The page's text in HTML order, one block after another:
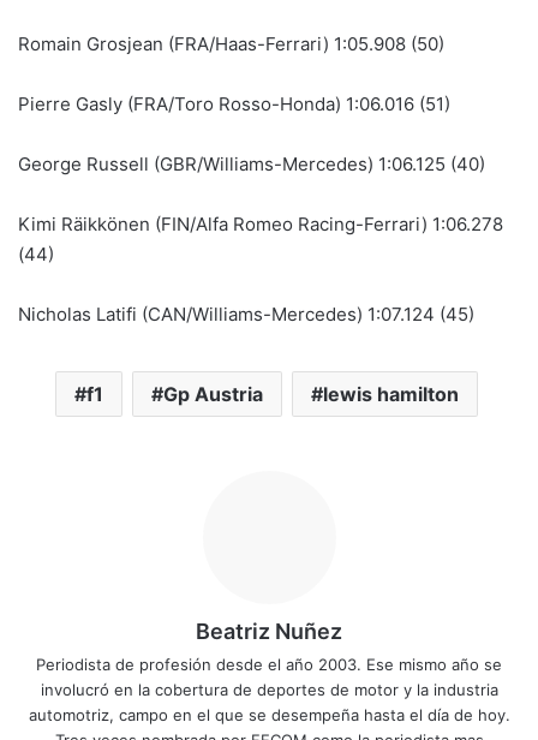
Romain Grosjean (FRA/Haas-Ferrari) 1:05.908 (50)
Pierre Gasly (FRA/Toro Rosso-Honda) 1:06.016 (51)
George Russell (GBR/Williams-Mercedes) 1:06.125 (40)
Kimi Räikkönen (FIN/Alfa Romeo Racing-Ferrari) 1:06.278
(44)
Nicholas Latifi (CAN/Williams-Mercedes) 1:07.124 (45)
f1 Gp Austria lewis hamilton
Beatriz Nuñez
Periodista de profesión desde el año 2003. Ese mismo año se
involucró en la cobertura de deportes de motor y la industria
automotriz, campo en el que se desempeña hasta el día de hoy.